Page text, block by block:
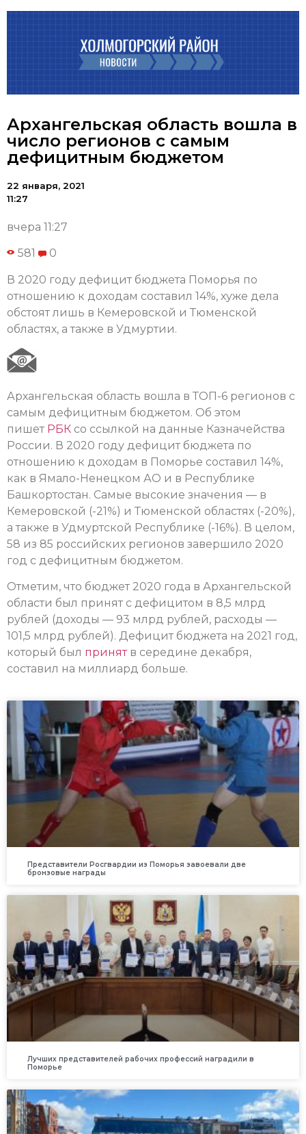
Архангельская область вошла в
число регионов с самым
дефицитным бюджетом
22 января, 2021
11:27
вчера 11:27
581 0
В 2020 году дефицит бюджета Поморья по
отношению к доходам составил 14%, хуже дела
обстоят лишь в Кемеровской и Тюменской
областях, а также в Удмуртии.
Архангельская область вошла в ТОП-6 регионов с
самым дефицитным бюджетом. Об этом
пишет РБК со ссылкой на данные Казначейства
России. В 2020 году дефицит бюджета по
отношению к доходам в Поморье составил 14%,
как в Ямало-Ненецком АО и в Республике
Башкортостан. Самые высокие значения — в
Кемеровской (-21%) и Тюменской областях (-20%),
а также в Удмуртской Республике (-16%). В целом,
58 из 85 российских регионов завершило 2020
год с дефицитным бюджетом.
Отметим, что бюджет 2020 года в Архангельской
области был принят с дефицитом в 8,5 млрд
рублей (доходы — 93 млрд рублей, расходы —
101,5 млрд рублей). Дефицит бюджета на 2021 год,
который был принятв середине декабря,
составил на миллиард больше.
Представители Росгвардии из Поморья завоевали две
бронзовые награды
Лучших представителей рабочих профессий наградили в
Поморье